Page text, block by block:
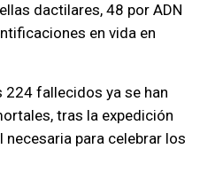
dactilares, 48 por ADN
en vida en
fallecidos ya se han
tras la expedición
para celebrar los